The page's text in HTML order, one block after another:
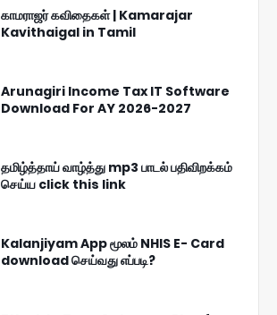
காமராஜர் கவிதைகள் | Kamarajar
Kavithaigal in Tamil
Arunagiri Income Tax IT Software
Download For AY 2026-2027
தமிழ்த்தாய் வாழ்த்து mp3 பாடல் பதிவிறக்கம்
செய்ய click this link
Kalanjiyam App மூலம் NHIS E- Card
download செய்வது எப்படி?